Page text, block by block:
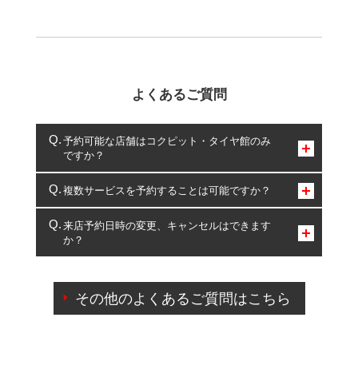
よくあるご質問
予約可能な店舗はコクピット・タイヤ館のみ
ですか？
コクピット・タイヤ館のみとなります。
複数サービスを予約することは可能ですか？
複数サービスのご予約は可能です。
一部の商品・サービスの組み合わせに限り、同時にご予約が
出来ないものもございます。
来店予約日時の変更、キャンセルはできます
か？
ご来店予約日の3営業日前を過ぎている場合のご予約
の日時変更につきましては、直接ご予約の店舗まで
その他のよくあるご質問はこちら